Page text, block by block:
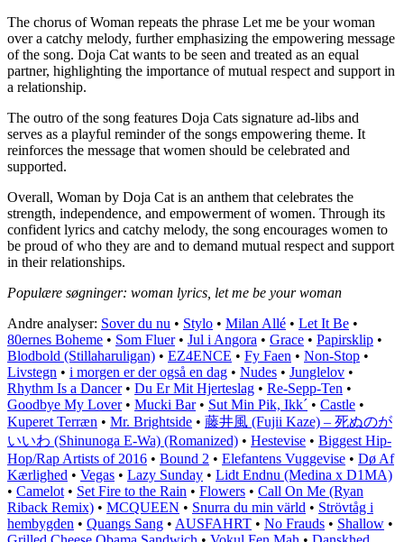
The chorus of Woman repeats the phrase Let me be your woman
over a catchy melody, further emphasizing the empowering message
of the song. Doja Cat wants to be seen and treated as an equal
partner, highlighting the importance of mutual respect and support in
a relationship.
The outro of the song features Doja Cats signature ad-libs and
serves as a playful reminder of the songs empowering theme. It
reinforces the message that women should be celebrated and
supported.
Overall, Woman by Doja Cat is an anthem that celebrates the
strength, independence, and empowerment of women. Through its
confident lyrics and catchy melody, the song encourages women to
be proud of who they are and to demand mutual respect and support
in their relationships.
Populære søgninger: woman lyrics, let me be your woman
Andre analyser: Sover du nu • Stylo • Milan Allé • Let It Be •
80ernes Boheme • Som Fluer• Jul i Angora • Grace • Papirsklip •
Blodbold (Stillaharuligan) • EZ4ENCE • Fy Faen • Non-Stop •
Livstegn • ​i morgen er der også en dag • Nudes • Junglelov •
Rhythm Is a Dancer• Du Er Mit Hjerteslag • Re-Sepp-Ten •
Goodbye My Lover• Mucki Bar• Sut Min Pik, Ikk´ • Castle •
Kuperet Terræn • Mr. Brightside • 藤井風 (Fujii Kaze) – 死ぬのが
いいわ (Shinunoga E-Wa) (Romanized) • Hestevise • Biggest Hip-
Hop/Rap Artists of 2016 • Bound 2 • Elefantens Vuggevise • Dø Af
Kærlighed • Vegas • Lazy Sunday • Lidt Endnu (Medina x D1MA)
• Camelot • Set Fire to the Rain • Flowers • Call On Me (Ryan
Riback Remix) • MCQUEEN • Snurra du min värld • Strövtåg i
hembygden • Quangs Sang • AUSFAHRT • No Frauds • Shallow •